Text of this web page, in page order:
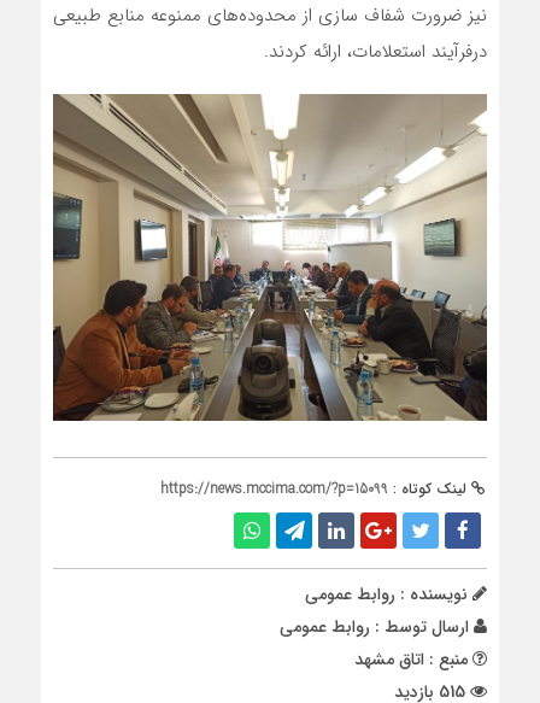
نیز ضرورت شفاف سازی از محدوده‌های ممنوعه منابع طبیعی
درفرآیند استعلامات، ارائه کردند.
لینک کوتاه : https://news.mccima.com/?p=15099
نویسنده : روابط عمومی
ارسال توسط : روابط عمومی
منبع : اتاق مشهد